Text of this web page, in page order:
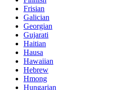
Frisian
Galician
Georgian
Gujarati
Haitian
Hausa
Hawaiian
Hebrew
Hmong
Hungarian